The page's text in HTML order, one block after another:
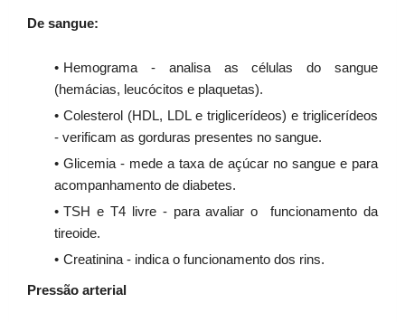
De sangue:
Hemograma - analisa as células do sangue
(hemácias, leucócitos e plaquetas).
Colesterol (HDL, LDL e triglicerídeos) e triglicerídeos
- verificam as gorduras presentes no sangue.
Glicemia - mede a taxa de açúcar no sangue e para
acompanhamento de diabetes.
TSH e T4 livre - para avaliar o funcionamento da
tireoide.
Creatinina - indica o funcionamento dos rins.
Pressão arterial